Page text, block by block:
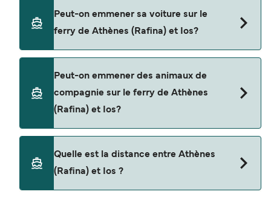
piéton de Athènes (Rafina) à Ios avec
Peut-on emmener sa voiture sur le
ferry de Athènes (Rafina) et Ios?
Golden Star Ferries
Peut-on emmener des animaux de
compagnie sur le ferry de Athènes
(Rafina) et Ios?
bord du ferry. Vous aurez peut-être besoin d'un
passeport pour animaux et d'autres documents.
Vous pouvez actuellement emmener des
Quelle est la distance entre Athènes
(Rafina) et Ios ?